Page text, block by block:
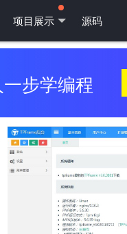
项目展示 源码
步学编程